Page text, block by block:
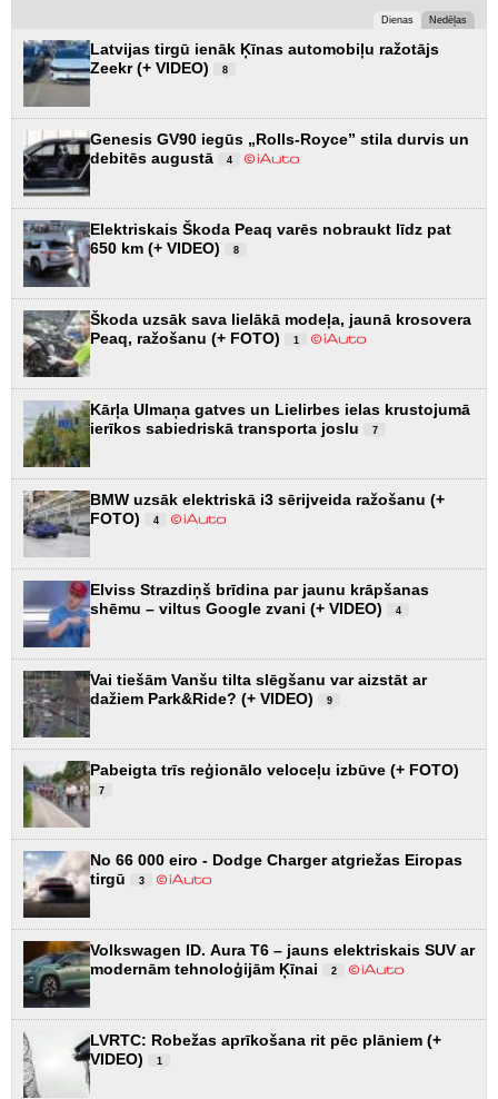
Dienas Nedēļas
Latvijas tirgū ienāk Ķīnas automobiļu ražotājs
Zeekr (+ VIDEO)
8
Genesis GV90 iegūs „Rolls-Royce” stila durvis un
debitēs augustā
4
Elektriskais Škoda Peaq varēs nobraukt līdz pat
650 km (+ VIDEO)
8
Škoda uzsāk sava lielākā modeļa, jaunā krosovera
Peaq, ražošanu (+ FOTO)
1
Kārļa Ulmaņa gatves un Lielirbes ielas krustojumā
ierīkos sabiedriskā transporta joslu
7
BMW uzsāk elektriskā i3 sērijveida ražošanu (+
FOTO)
4
Elviss Strazdiņš brīdina par jaunu krāpšanas
shēmu – viltus Google zvani (+ VIDEO)
4
Vai tiešām Vanšu tilta slēgšanu var aizstāt ar
dažiem Park&Ride? (+ VIDEO)
9
Pabeigta trīs reģionālo veloceļu izbūve (+ FOTO)
7
No 66 000 eiro - Dodge Charger atgriežas Eiropas
tirgū
3
Volkswagen ID. Aura T6 – jauns elektriskais SUV ar
modernām tehnoloģijām Ķīnai
2
LVRTC: Robežas aprīkošana rit pēc plāniem (+
VIDEO)
1